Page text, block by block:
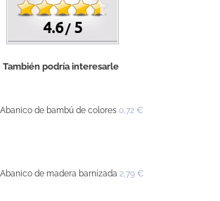
4.6 /5
También podría interesarle
Abanico de bambú de colores 0,72 €
Abanico de madera barnizada 2,79 €